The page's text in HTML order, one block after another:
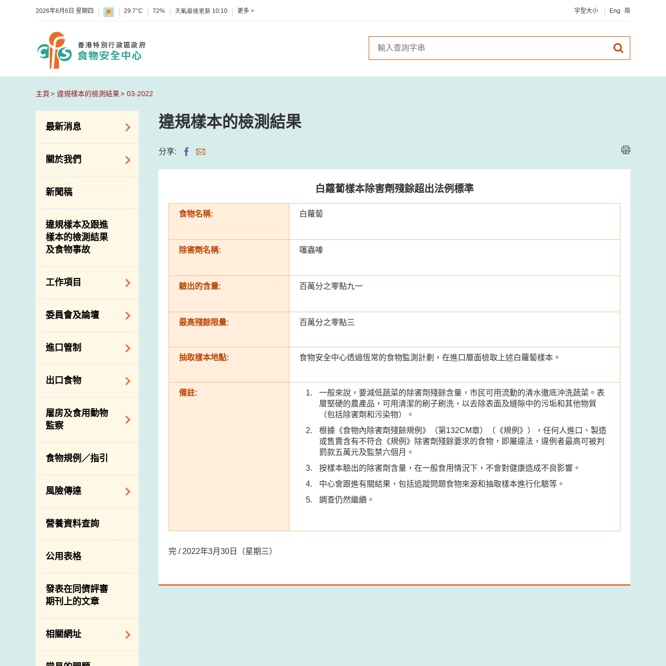
2026年8月6日 星期四 29.7°C 72% 天氣最後更新 10:10 更多 > 字型大小 Eng 简
主頁 違規樣本的檢測結果 03-2022
最新消息
食物警報 / 致敏物
警報
活動
關於我們
組織結構
介紹短片
新聞稿
違規樣本及跟進
樣本的檢測結果
及食物事故
工作項目
降低膳食中的鈉和
糖
食物安全重點控制
系統
基因改造食物
資料
食物安全之風險評
估
食物事故應變及管
理
食物消費量調查
總膳食研究
有機食物
高風險食物
抗菌素耐藥性
委員會及論壇
食物安全專家委員
會
消費者聯繫小組
進口管制
食物進口商和食物
分銷商登記制度
絡內地有關當局
進口食物管制
口檢驗
出口食物
出口驗證
出口食物往內地
出口商及業界的消
息
屠房及食用動物
監察
規管農業化學物及
獸醫藥物在食用動
物上的使用
屠房及疾病監測
宰前檢驗
宰後檢驗
結果
屠房及肉類檢驗
食物規例／指引
風險傳達
主題項目
項目及活動
資訊平台
下載
公開比賽
營養資料查詢
公用表格
發表在同儕評審
期刊上的文章
相關網址
相關政府部門／機
違規樣本的檢測結果
分享:
白蘿蔔樣本除害劑殘餘超出法例標準
食物名稱: 白蘿蔔
除害劑名稱: 噻蟲嗪
驗出的含量: 百萬分之零點九一
最高殘餘限量: 百萬分之零點三
抽取樣本地點: 食物安全中心透過恆常的食物監測計劃，在進口層面檢取上述白蘿蔔樣本。
備註:
一般來說，要減低蔬菜的除害劑殘餘含量，市民可用流動的清水徹底沖洗蔬菜。表
層堅硬的農產品，可用清潔的刷子刷洗，以去除表面及縫隙中的污垢和其他物質
（包括除害劑和污染物）。
根據《食物內除害劑殘餘規例》（第132CM章）（《規例》），任何人進口、製造
或售賣含有不符合《規例》除害劑殘餘要求的食物，即屬違法，違例者最高可被判
罰款五萬元及監禁六個月。
按樣本驗出的除害劑含量，在一般食用情況下，不會對健康造成不良影響。
中心會跟進有關結果，包括追蹤問題食物來源和抽取樣本進行化驗等。
調查仍然繼續。
完 / 2022年3月30日（星期三）